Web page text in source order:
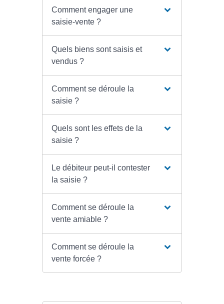
Comment engager une
saisie-vente ?
Quels biens sont saisis et
vendus ?
Comment se déroule la
saisie ?
Quels sont les effets de la
saisie ?
Le débiteur peut-il contester
la saisie ?
Comment se déroule la
vente amiable ?
Comment se déroule la
vente forcée ?